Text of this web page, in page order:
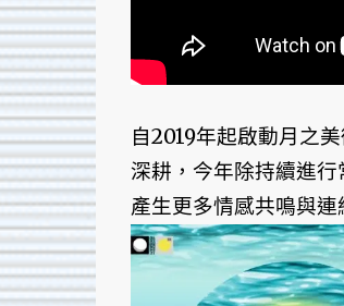
自2019年起啟動月之
深耕，今年除持續進
產生更多情感共鳴與連